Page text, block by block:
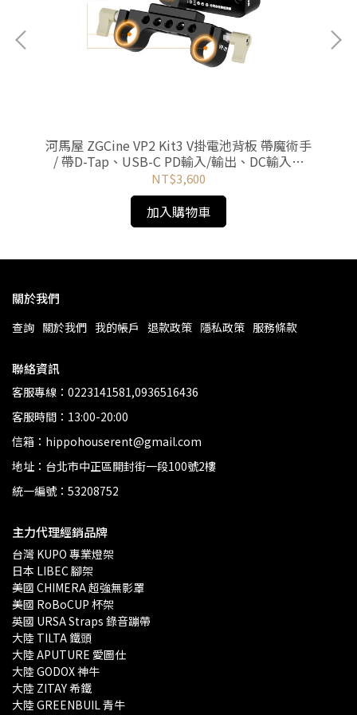
河馬屋 ZGCine VP2 Kit3 V掛電池背板 帶魔術手
/ 帶D-Tap、USB-C PD輸入/輸出、DC輸入、
LEMO接口
NT$3,600
加入購物車
關於我們
查詢 關於我們 我的帳戶 退款政策 隱私政策 服務條款
聯絡資訊
客服專線：0223141581,0936516436
客服時間：13:00-20:00
信箱：hippohouserent@gmail.com
地址：台北市中正區開封街一段100號2樓
統一編號：53208752
主力代理經銷品牌
台灣 KUPO 專業燈架
日本 LIBEC 腳架
美國 CHIMERA 超強無影罩
美國 RoBoCUP 杯架
英國 URSA Straps 錄音蹦帶
大陸 TILTA 鐵頭
大陸 APUTURE 愛圖仕
大陸 GODOX 神牛
大陸 ZITAY 希鐵
大陸 GREENBUIL 青牛